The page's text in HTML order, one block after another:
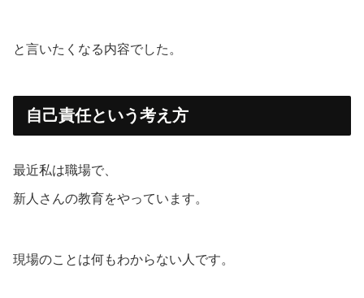
と言いたくなる内容でした。
自己責任という考え方
最近私は職場で、
新人さんの教育をやっています。
現場のことは何もわからない人です。